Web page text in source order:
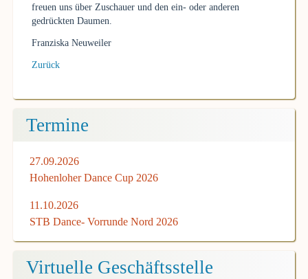
freuen uns über Zuschauer und den ein- oder anderen
gedrückten Daumen.
Franziska Neuweiler
Zurück
Termine
27.09.2026
Hohenloher Dance Cup 2026
11.10.2026
STB Dance- Vorrunde Nord 2026
Virtuelle Geschäftsstelle